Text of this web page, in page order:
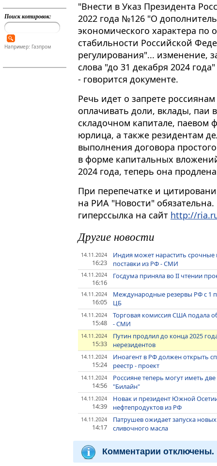
Поиск котировок:
Например: Газпром
"Внести в Указ Президента
2022 года №126 "О
экономического характера
стабильности Российской
регулирования"​​​... изменение,
слова "до 31 декабря 2024
- говорится документе.
Речь идет о запрете
оплачивать доли, вклады, паи
складочном капитале, паевом
юрлица, а также резидентам
выполнения договора
в форме капитальных
2024 года, теперь она
При перепечатке и
на РИА "Новости"
гиперссылка на сайт http://
Другие новости
14.11.2024
16:23
Индия может нарастить
поставки из РФ - СМИ
14.11.2024
16:16
Госдума приняла во II чтении
14.11.2024
16:05
Международные резервы РФ с 1
ЦБ
14.11.2024
15:48
Торговая комиссия США подала
- СМИ
14.11.2024
15:33
Путин продлил до конца 2025
нерезидентов
14.11.2024
15:24
Иноагент в РФ должен открыть
реестр - проект
14.11.2024
14:56
Россияне теперь могут иметь
"Билайн"
14.11.2024
14:39
Новак и президент Южной
нефтепродуктов из РФ
14.11.2024
14:17
Патрушев ожидает запуска
сливочного масла
Комментарии отключены.